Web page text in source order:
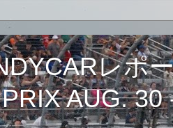
レポ
AUG. 30